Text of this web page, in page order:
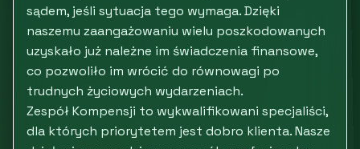
sądem, jeśli sytuacja tego wymaga. Dzięki
naszemu zaangażowaniu wielu poszkodowanych
uzyskało już należne im świadczenia finansowe,
co pozwoliło im wrócić do równowagi po
trudnych życiowych wydarzeniach.
Zespół Kompensji to wykwalifikowani specjaliści,
dla których priorytetem jest dobro klienta. Nasze